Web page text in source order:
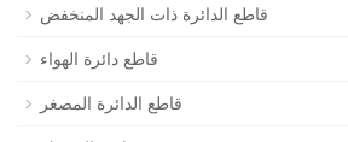
قاطع الدائرة ذات الجهد المنخفض
قاطع دائرة الهواء
قاطع الدائرة المصغر